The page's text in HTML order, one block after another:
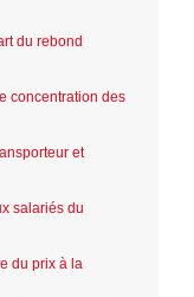
du rebond
concentration des
et
salariés du
du prix à la